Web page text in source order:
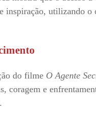
inspiração, utilizando
do filme O Agente
coragem e